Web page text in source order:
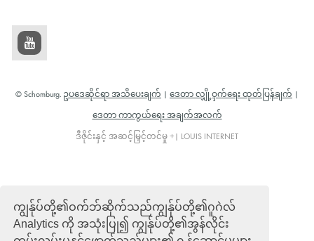
ကျွန်ုပ်တို့၏ဝက်ဘ်ဆိုက်သည်ကျွန်ုပ်တို့၏ဂူဂဲလ်
Analytics ကို အသုံးပြု၍ ကျွန်ုပ်တို့၏အွန်လိုင်း
© Schomburg. ဥပဒေဆိုင်ရာ အသိပေးချက် ဒေတာ လျှို့ဝှက်ရေး ထုတ်ပြန်ချက်
ဒေတာ ကာကွယ်ရေး အချက်အလက်
ဒီဇိုင်းနှင့် အဆင့်မြှင့်တင်မှု +| LOUIS INTERNET